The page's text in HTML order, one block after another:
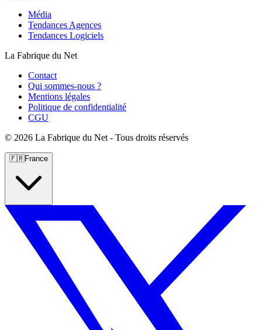
Média
Tendances Agences
Tendances Logiciels
La Fabrique du Net
Contact
Qui sommes-nous ?
Mentions légales
Politique de confidentialité
CGU
© 2026 La Fabrique du Net - Tous droits réservés
🇫🇷France